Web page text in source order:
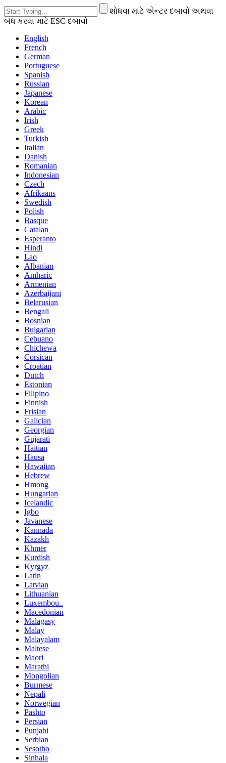
શોધવા માટે એન્ટર દબાવો અથવા
બંધ કરવા માટે ESC દબાવો
English
French
German
Portuguese
Spanish
Russian
Japanese
Korean
Arabic
Irish
Greek
Turkish
Italian
Danish
Romanian
Indonesian
Czech
Afrikaans
Swedish
Polish
Basque
Catalan
Esperanto
Hindi
Lao
Albanian
Amharic
Armenian
Azerbaijani
Belarusian
Bengali
Bosnian
Bulgarian
Cebuano
Chichewa
Corsican
Croatian
Dutch
Estonian
Filipino
Finnish
Frisian
Galician
Georgian
Gujarati
Haitian
Hausa
Hawaiian
Hebrew
Hmong
Hungarian
Icelandic
Igbo
Javanese
Kannada
Kazakh
Khmer
Kurdish
Kyrgyz
Latin
Latvian
Lithuanian
Luxembou..
Macedonian
Malagasy
Malay
Malayalam
Maltese
Maori
Marathi
Mongolian
Burmese
Nepali
Norwegian
Pashto
Persian
Punjabi
Serbian
Sesotho
Sinhala